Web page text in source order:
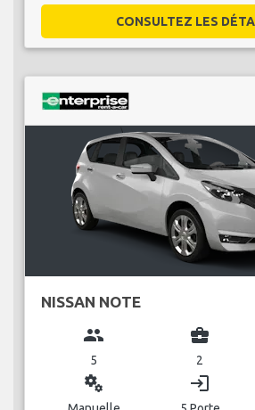
CONSULTEZ LES
NISSAN NOTE
group
5
business_center
2
miscellaneous_services login